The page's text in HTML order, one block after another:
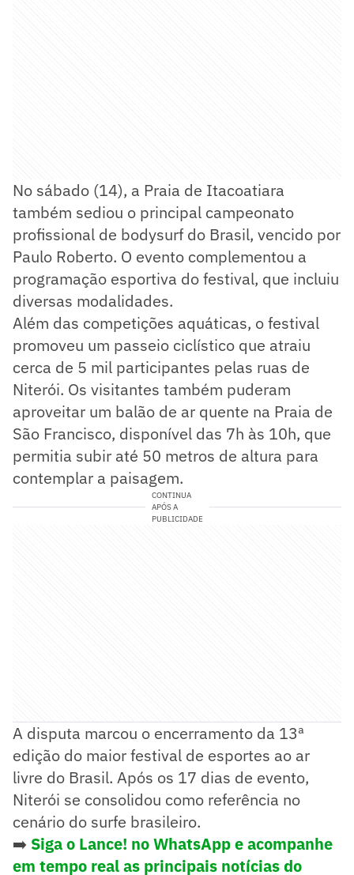
No sábado (14), a Praia de Itacoatiara
também sediou o principal campeonato
profissional de bodysurf do Brasil, vencido por
Paulo Roberto. O evento complementou a
programação esportiva do festival, que incluiu
diversas modalidades.
Além das competições aquáticas, o festival
promoveu um passeio ciclístico que atraiu
cerca de 5 mil participantes pelas ruas de
Niterói. Os visitantes também puderam
aproveitar um balão de ar quente na Praia de
São Francisco, disponível das 7h às 10h, que
permitia subir até 50 metros de altura para
contemplar a paisagem.
CONTINUA
APÓS A
PUBLICIDADE
A disputa marcou o encerramento da 13ª
edição do maior festival de esportes ao ar
livre do Brasil. Após os 17 dias de evento,
Niterói se consolidou como referência no
cenário do surfe brasileiro.
➡️ Siga o Lance! no WhatsApp e acompanhe
em tempo real as principais notícias do